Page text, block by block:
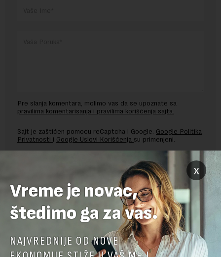
Pre slanja komentara, molimo vas da se upoznate sa
pravilima komentarisanja i pravilima korišćenja sajta.
Sajt je zaštićen pomocu reCaptcha i Google. Google Politika
Privatnosti i Google Uslovi Korišćenja su primenjeni.
x
Vreme je novac,
štedimo ga za vas.
NAJVREDNIJE OD NOVE